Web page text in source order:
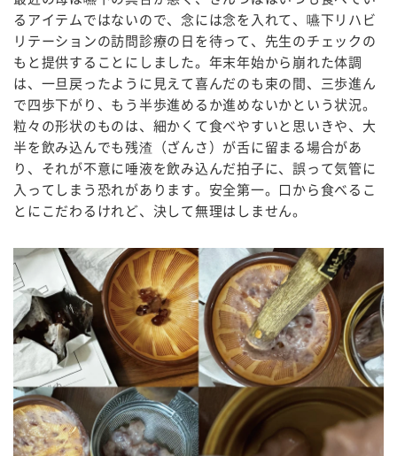
るアイテムではないので、念には念を入れて、嚥下リハビ
リテーションの訪問診療の日を待って、先生のチェックの
もと提供することにしました。年末年始から崩れた体調
は、一旦戻ったように見えて喜んだのも束の間、三歩進ん
で四歩下がり、もう半歩進めるか進めないかという状況。
粒々の形状のものは、細かくて食べやすいと思いきや、大
半を飲み込んでも残渣（ざんさ）が舌に留まる場合があ
り、それが不意に唾液を飲み込んだ拍子に、誤って気管に
入ってしまう恐れがあります。安全第一。口から食べるこ
とにこだわるけれど、決して無理はしません。